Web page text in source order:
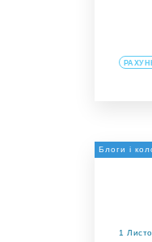
Блоги і
1